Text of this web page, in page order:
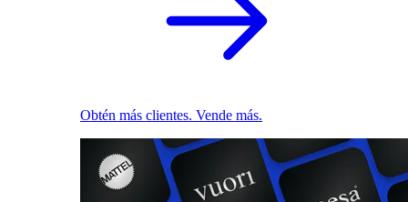
Obtén más clientes. Vende más.